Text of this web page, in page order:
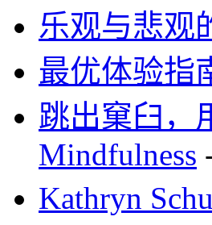
乐观与悲观
最优体验
跳出窠臼
Mindfulness
Kathryn